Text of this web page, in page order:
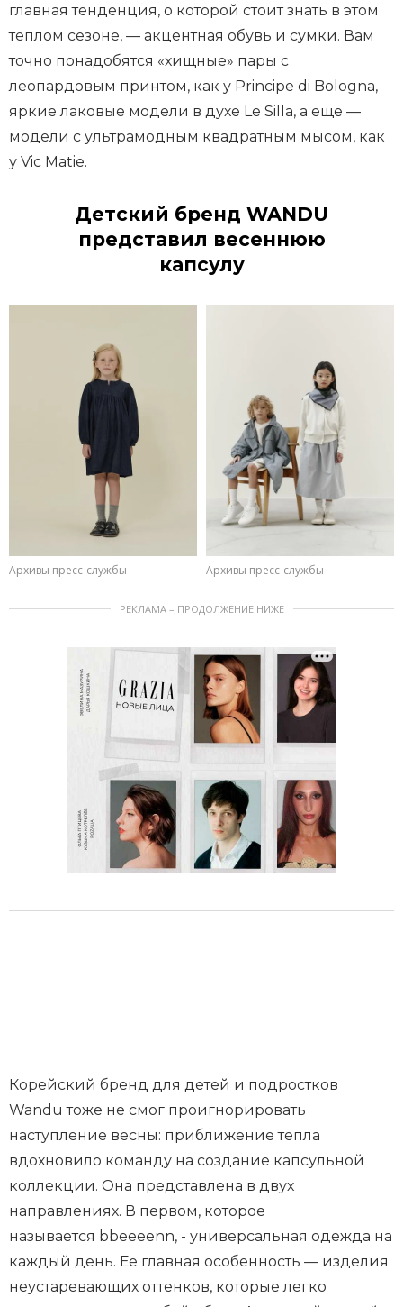
главная тенденция, о которой стоит знать в этом
теплом сезоне, — акцентная обувь и сумки. Вам
точно понадобятся «хищные» пары с
леопардовым принтом, как у Principe di Bologna,
яркие лаковые модели в духе Le Silla, а еще —
модели с ультрамодным квадратным мысом, как
у Vic Matie.
Детский бренд WANDU
представил весеннюю
капсулу
Архивы пресс-службы Архивы пресс-службы
РЕКЛАМА – ПРОДОЛЖЕНИЕ НИЖЕ
Корейский бренд для детей и подростков
Wandu тоже не смог проигнорировать
наступление весны: приближение тепла
вдохновило команду на создание капсульной
коллекции. Она представлена в двух
направлениях. В первом, которое
называется bbeeeenn, - универсальная одежда на
каждый день. Ее главная особенность — изделия
неустаревающих оттенков, которые легко